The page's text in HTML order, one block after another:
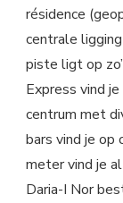
résidence
centrale
piste ligt op
Express vind
centrum met
bars vind je op
meter vind je
Daria-I Nor